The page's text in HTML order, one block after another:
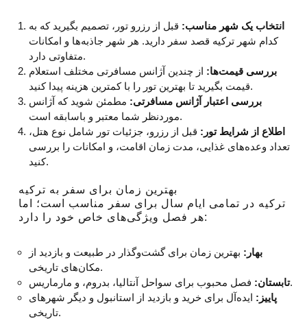
انتخاب یک شهر مناسب: قبل از رزرو تور، تصمیم بگیرید که به
کدام شهر ترکیه قصد سفر دارید. هر شهر جاذبه‌ها و امکانات
متفاوتی دارد.
بررسی قیمت‌ها: از چندین آژانس مسافرتی مختلف استعلام
قیمت بگیرید تا بهترین تور را با کمترین هزینه پیدا کنید.
بررسی اعتبار آژانس مسافرتی: مطمئن شوید که آژانس
موردنظر شما معتبر و باسابقه است.
اطلاع از شرایط تور: قبل از رزرو، جزئیات تور شامل نوع هتل،
تعداد وعده‌های غذایی، مدت زمان اقامت، و امکانات را بررسی
کنید.
بهترین زمان برای سفر به ترکیه
ترکیه در تمامی ایام سال برای سفر مناسب است؛ اما
هر فصل ویژگی‌های خاص خود را دارد:
بهار: بهترین زمان برای گشت‌وگذار در طبیعت و بازدید از
مکان‌های تاریخی.
تابستان:فصل محبوب برای سواحل آنتالیا، بدروم، و مارماریس.
پاییز: ایده‌آل برای خرید و بازدید از استانبول و دیگر شهرهای
تاریخی.